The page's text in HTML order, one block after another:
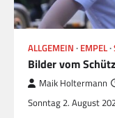
ALLGEMEIN EMPEL
Bilder vom
Maik Holtermann
Sonntag 2. August